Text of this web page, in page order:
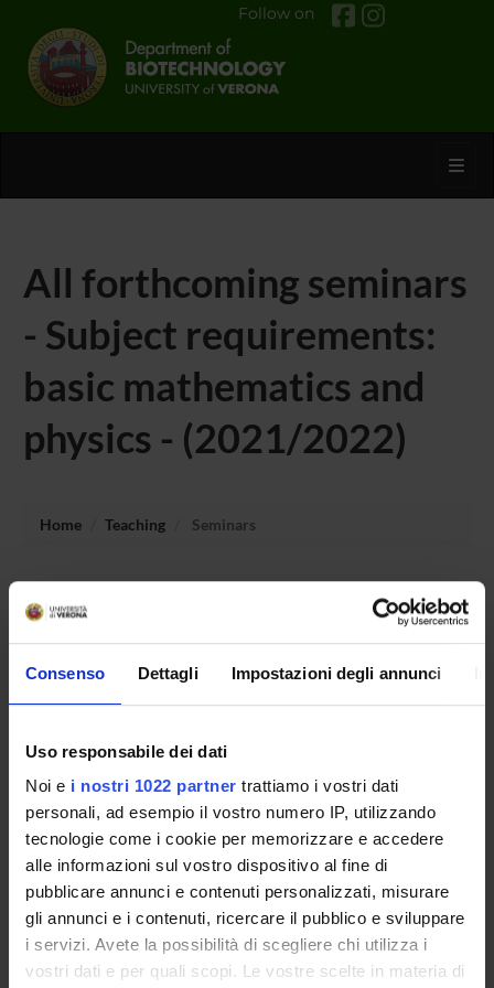
Consenso Dettagli Impostazioni degli annunci
Uso responsabile dei dati
Noi e i nostri 1022 partner trattiamo i vostri dati
personali, ad esempio il vostro numero IP, utilizzando
tecnologie come i cookie per memorizzare e accedere
alle informazioni sul vostro dispositivo al fine di
pubblicare annunci e contenuti personalizzati, misurare
gli annunci e i contenuti, ricercare il pubblico e sviluppare
i servizi. Avete la possibilità di scegliere chi utilizza i
vostri dati e per quali scopi. Le vostre scelte in materia di
Follow on
All forthcoming seminars
- Subject requirements:
basic mathematics and
physics - (2021/2022)
Home Teaching Seminars
requirements: basic mathematics and physics.
COURSES
PHD PROGRAMMES AND POSTGRADUATE
TRAINING
Contacts
People
Places